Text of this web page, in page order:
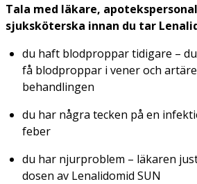
Tala med läkare,
sjuksköterska innan du tar
du haft blodproppar tidigare –
få blodproppar i vener och
behandlingen
du har några tecken på en
feber
du har njurproblem – läkaren
dosen av Lenalidomid SUN